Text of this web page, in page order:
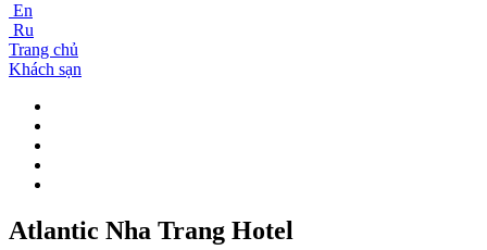
En
Ru
Trang chủ
Khách sạn
Atlantic Nha Trang Hotel